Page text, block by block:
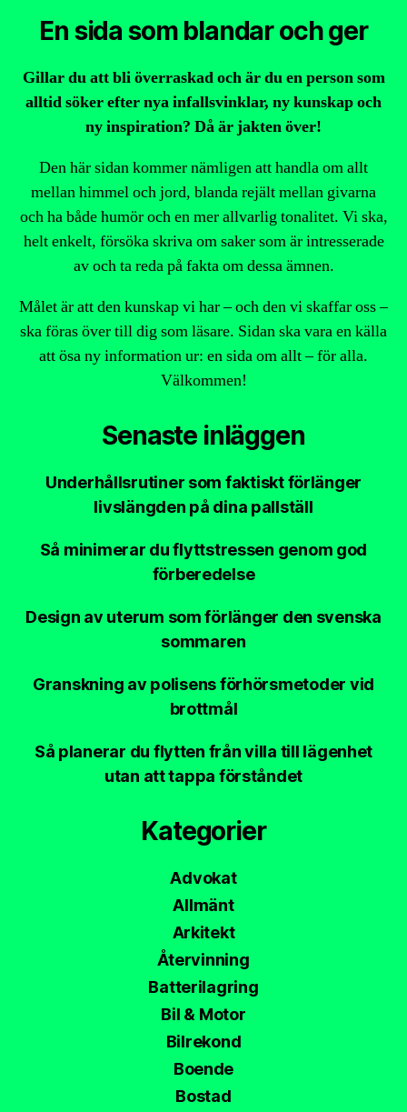
En sida som blandar och ger
Gillar du att bli överraskad och är du en person som
alltid söker efter nya infallsvinklar, ny kunskap och
ny inspiration? Då är jakten över!
Den här sidan kommer nämligen att handla om allt
mellan himmel och jord, blanda rejält mellan givarna
och ha både humör och en mer allvarlig tonalitet. Vi ska,
helt enkelt, försöka skriva om saker som är intresserade
av och ta reda på fakta om dessa ämnen.
Målet är att den kunskap vi har – och den vi skaffar oss –
ska föras över till dig som läsare. Sidan ska vara en källa
att ösa ny information ur: en sida om allt – för alla.
Välkommen!
Senaste inläggen
Underhållsrutiner som faktiskt förlänger
livslängden på dina pallställ
Så minimerar du flyttstressen genom god
förberedelse
Design av uterum som förlänger den svenska
sommaren
Granskning av polisens förhörsmetoder vid
brottmål
Så planerar du flytten från villa till lägenhet
utan att tappa förståndet
Kategorier
Advokat
Allmänt
Arkitekt
Återvinning
Batterilagring
Bil & Motor
Bilrekond
Boende
Bostad